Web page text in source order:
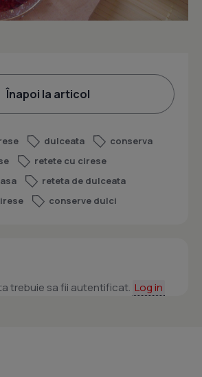
Înapoi la articol
dulceata
conserva
retete cu cirese
reteta de dulceata
conserve dulci
trebuie sa fii autentificat. Log in